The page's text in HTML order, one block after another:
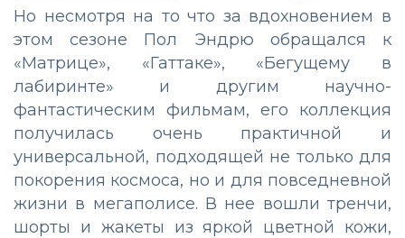
Но несмотря на то что за вдохновением в
этом сезоне Пол Эндрю обращался к
«Матрице», «Гаттаке», «Бегущему в
лабиринте» и другим научно-
фантастическим фильмам, его коллекция
получилась очень практичной и
универсальной, подходящей не только для
покорения космоса, но и для повседневной
жизни в мегаполисе. В нее вошли тренчи,
шорты и жакеты из яркой цветной кожи,